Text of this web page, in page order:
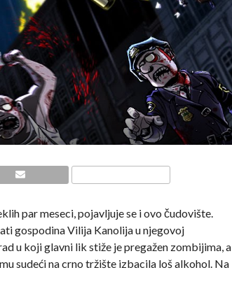
par meseci, pojavljuje se i ovo čudovište.
gospodina Vilija Kanolija u njegovoj
u koji glavni lik stiže je pregažen zombijima, a
sudeći na crno tržište izbacila loš alkohol. Na